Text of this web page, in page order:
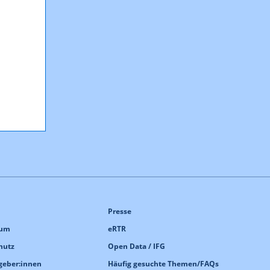
Presse
eRTR
Open Data / IFG
Häufig gesuchte Themen/FAQs